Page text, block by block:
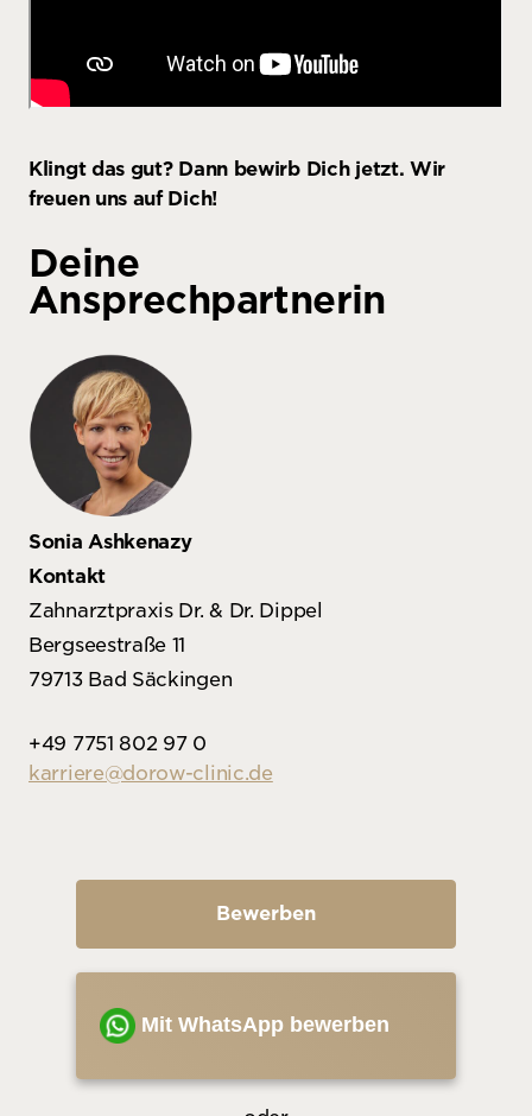
Klingt das gut? Dann bewirb Dich jetzt. Wir
freuen uns auf Dich!
Deine
Ansprechpartnerin
Sonia Ashkenazy
Kontakt
Zahnarztpraxis Dr. & Dr. Dippel
Bergseestraße 11
79713 Bad Säckingen
+49 7751 802 97 0
karriere@dorow-clinic.de
Bewerben
Mit WhatsApp bewerben